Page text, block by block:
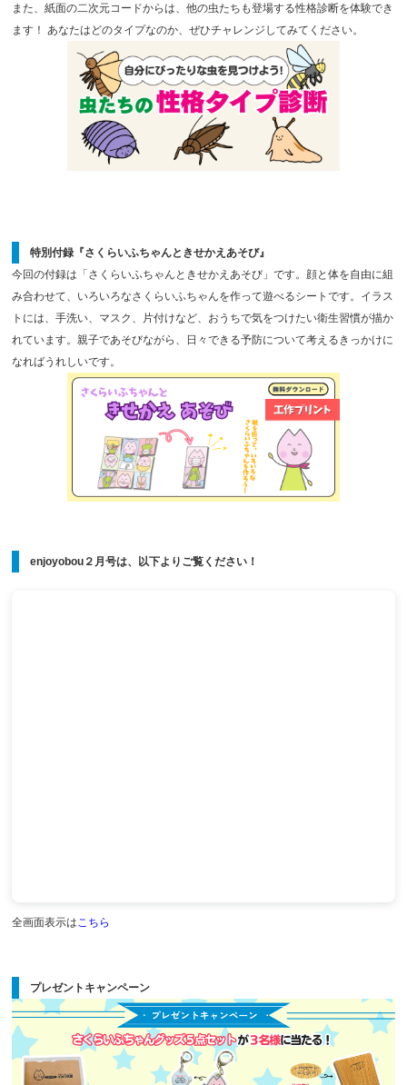
また、紙面の二次元コードからは、他の虫たちも登場する性格診断を体験でき
ます！ あなたはどのタイプなのか、ぜひチャレンジしてみてください。
特別付録『さくらいふちゃんときせかえあそび』
今回の付録は「さくらいふちゃんときせかえあそび」です。顔と体を自由に組
み合わせて、いろいろなさくらいふちゃんを作って遊べるシートです。イラス
トには、手洗い、マスク、片付けなど、おうちで気をつけたい衛生習慣が描か
れています。親子であそびながら、日々できる予防について考えるきっかけに
なればうれしいです。
enjoyobou２月号は、以下よりご覧ください！
全画面表示はこちら
プレゼントキャンペーン